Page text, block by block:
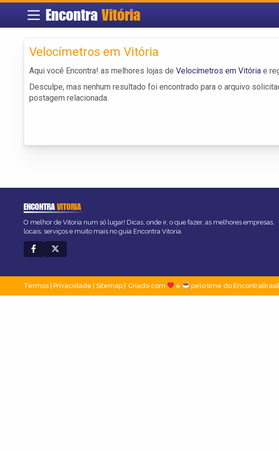
Encontra Vitória
Velocímetros em Vitória
Aqui você Encontra! as melhores lojas de Velocímetros em Vitória e
Desculpe, mas nenhum resultado foi encontrado para o arquivo
postagem relacionada.
ENCONTRAVITORIA
O melhor de Vitoria num só lugar! Dicas, onde ir, o que fazer, as melhores empresas,
locais, serviços e muito mais no guia Encontra Vitoria.
Termos Privacidade Sitemap Criado com e pelo time do EncontraBrasil